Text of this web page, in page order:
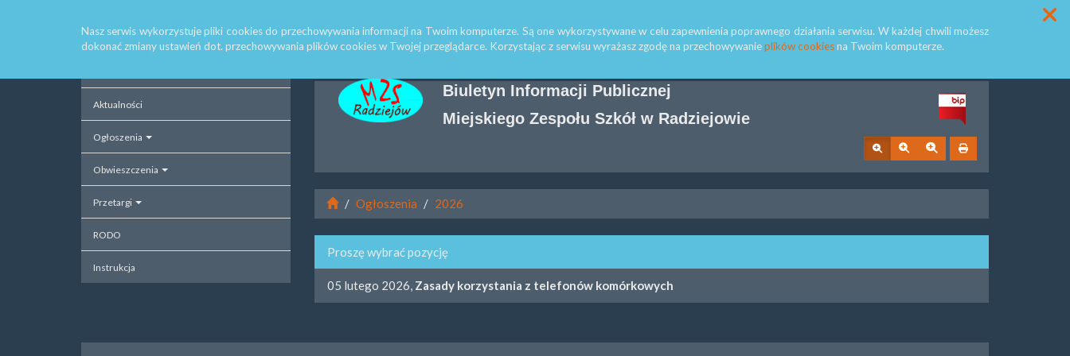
Nasz serwis wykorzystuje pliki cookies do przechowywania informacji na Twoim komputerze. Są one wykorzystywane w celu zapewnienia poprawnego działania serwisu. W każdej chwili możesz
dokonać zmiany ustawień dot. przechowywania plików cookies w Twojej przeglądarce. Korzystając z serwisu wyrażasz zgodę na przechowywanieplików cookiesna Twoim komputerze.
Aktualności
Ogłoszenia
Obwieszczenia
Przetargi
RODO
Instrukcja
Biuletyn Informacji Publicznej
Miejskiego Zespołu Szkół w Radziejowie
Ogłoszenia 2026
Proszę wybrać pozycję
05 lutego 2026, Zasady korzystania z telefonów komórkowych